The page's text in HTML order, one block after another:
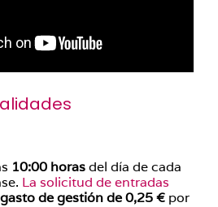
10:00 horasdel día de cada
La solicitud de entradas
gasto de gestión de 0,25 € por